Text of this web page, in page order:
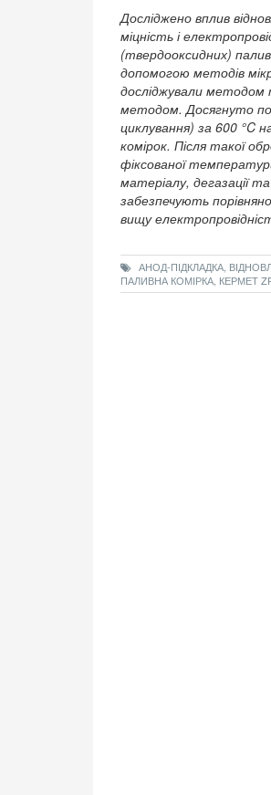
Досліджено вплив
міцність і
(твердооксидних)
допомогою методів
досліджували
методом. Досягнуто
циклування) за 600 °C
комірок. Після такої
фіксованої
матеріалу, дегазації
забезпечують
вищу
АНОД-ПІДКЛАДКА,
ПАЛИВНА КОМІРКА, КЕРМЕТ